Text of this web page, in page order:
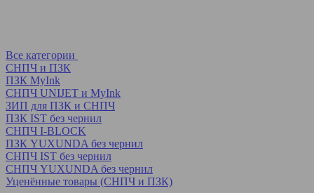
Все категории
СНПЧ и ПЗК
ПЗК MyInk
СНПЧ UNIJET и MyInk
ЗИП для ПЗК и СНПЧ
ПЗК IST без чернил
СНПЧ I-BLOCK
ПЗК YUXUNDA без чернил
СНПЧ IST без чернил
СНПЧ YUXUNDA без чернил
Уценённые товары (СНПЧ и ПЗК)